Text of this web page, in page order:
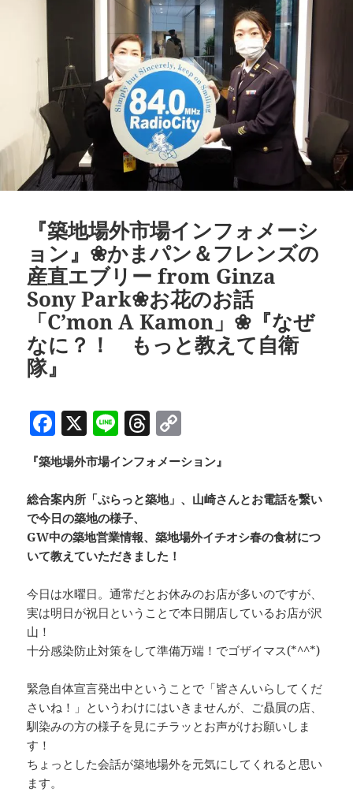
『築地場外市場インフォメーシ
ョン』❀かまパン＆フレンズの
産直エブリー from Ginza
Sony Park❀お花のお話
「C’mon A Kamon」❀『なぜ
なに？！ もっと教えて自衛
隊』
F
a
c
e
b
o
k
X Li
n
e
T
h
re
a
d
s
o
p
y
Li
n
『築地場外市場インフォメーション』
総合案内所「ぷらっと築地」、山崎さんとお電話を繋い
で今日の築地の様子、
GW中の築地営業情報、築地場外イチオシ春の食材につ
いて教えていただきました！
今日は水曜日。通常だとお休みのお店が多いのですが、
実は明日が祝日ということで本日開店しているお店が沢
山！
十分感染防止対策をして準備万端！でゴザイマス(*^^*)
緊急自体宣言発出中ということで「皆さんいらしてくだ
さいね！」というわけにはいきませんが、ご贔屓の店、
馴染みの方の様子を見にチラッとお声がけお願いしま
す！
ちょっとした会話が築地場外を元気にしてくれると思い
ます。